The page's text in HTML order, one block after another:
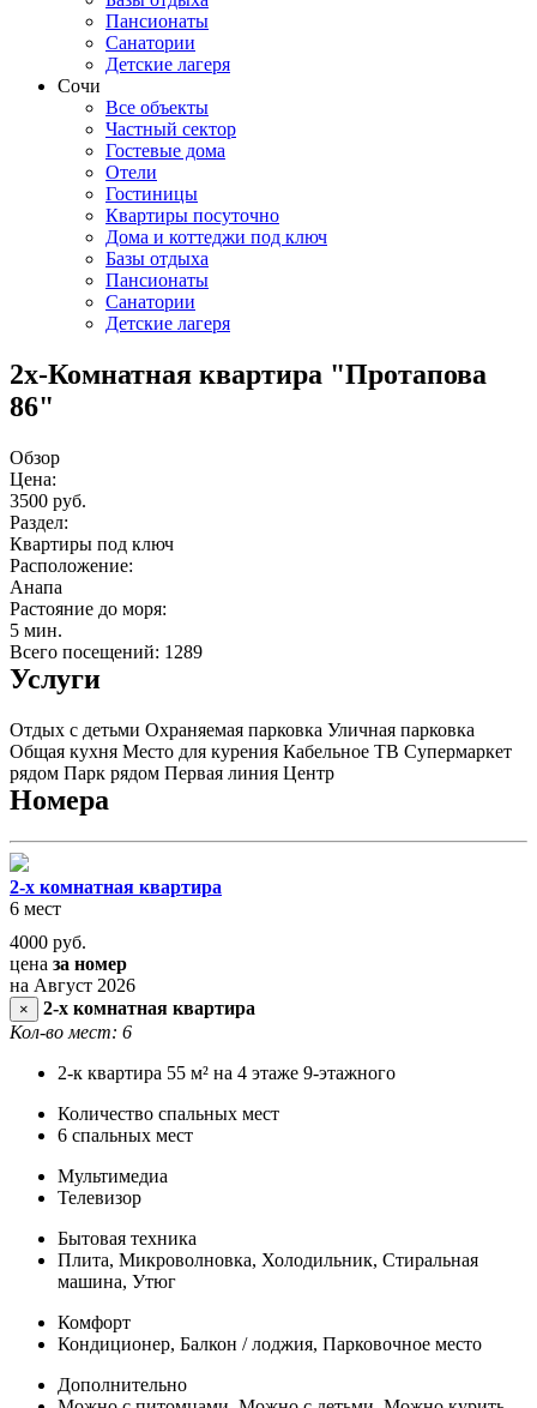
Пансионаты
Санатории
Детские лагеря
Сочи
Все объекты
Частный сектор
Гостевые дома
Отели
Гостиницы
Квартиры посуточно
Дома и коттеджи под ключ
Базы отдыха
Пансионаты
Санатории
Детские лагеря
2х-Комнатная квартира "Протапова
86"
Обзор
Цена:
3500 руб.
Раздел:
Квартиры под ключ
Расположение:
Анапа
Растояние до моря:
5 мин.
Всего посещений: 1289
Услуги
Отдых с детьми Охраняемая парковка Уличная парковка
Общая кухня Место для курения Кабельное ТВ Супермаркет
рядом Парк рядом Первая линия Центр
Номера
2-х комнатная квартира
6 мест
4000 руб.
цена за номер
на Август 2026
×
2-х комнатная квартира
Кол-во мест: 6
2-к квартира 55 м² на 4 этаже 9-этажного
Количество спальных мест
6 спальных мест
Мультимедиа
Телевизор
Бытовая техника
Плита, Микроволновка, Холодильник, Стиральная
машина, Утюг
Комфорт
Кондиционер, Балкон / лоджия, Парковочное место
Дополнительно